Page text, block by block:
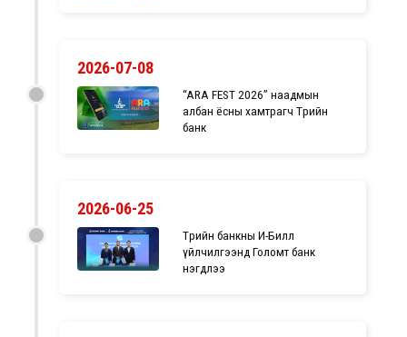
2026-07-08
“ARA FEST 2026” наадмын
албан ёсны хамтрагч Төрийн
банк
2026-06-25
Төрийн банкны И-Билл
үйлчилгээнд Голомт банк
нэгдлээ